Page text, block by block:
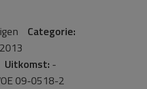
Categorie:
2013
Uitkomst: -
09-0518-2